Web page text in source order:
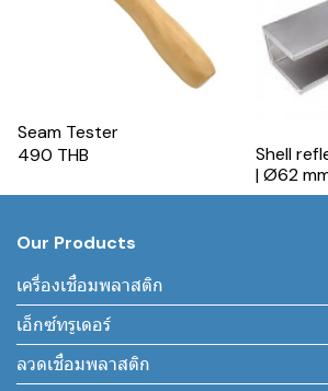
Seam Tester
490 THB
Shell
| Ø62
Our Products
เครื่องเชื่อมพลาสติก
เอ็กซ์ทรูเดอร์
ลวดเชื่อมพลาสติก